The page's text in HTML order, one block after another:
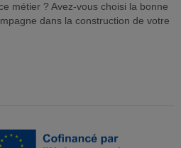
métier ? Avez-vous choisi la bonne
dans la construction de votre